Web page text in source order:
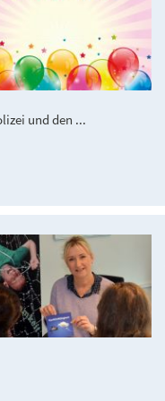
und den ...